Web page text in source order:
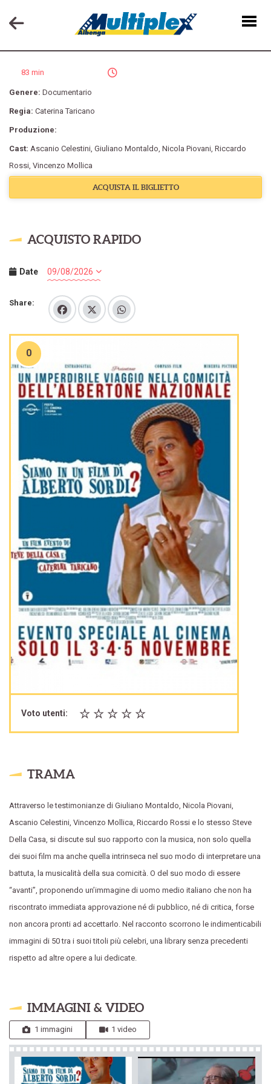
SIAMO IN UN FILM DI ALBERTO SORDI?
83 min
Genere: Documentario
Regia: Caterina Taricano
Produzione:
Cast: Ascanio Celestini, Giuliano Montaldo, Nicola Piovani, Riccardo
Rossi, Vincenzo Mollica
ACQUISTA IL BIGLIETTO
ACQUISTO RAPIDO
Date
Share:
0
Voto utenti:
TRAMA
Attraverso le testimonianze di Giuliano Montaldo, Nicola Piovani,
Ascanio Celestini, Vincenzo Mollica, Riccardo Rossi e lo stesso Steve
Della Casa, si discute sul suo rapporto con la musica, non solo quella
dei suoi film ma anche quella intrinseca nel suo modo di interpretare una
battuta, la musicalità della sua comicità. O del suo modo di essere
“avanti”, proponendo un’immagine di uomo medio italiano che non ha
riscontrato immediata approvazione né di pubblico, né di critica, forse
non ancora pronti ad accettarlo. Nel racconto scorrono le indimenticabili
immagini di 50 tra i suoi titoli più celebri, una library senza precedenti
rispetto ad altre opere a lui dedicate.
IMMAGINI & VIDEO
1 immagini 1 video